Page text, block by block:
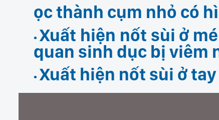
ọc thành cụm nhỏ có
Xuất hiện nốt sùi ở
quan sinh dục bị viêm
Xuất hiện nốt sùi ở